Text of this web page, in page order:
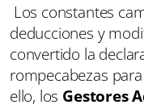
Los constantes
deducciones y
convertido la
rompecabezas
ello, los Gestores